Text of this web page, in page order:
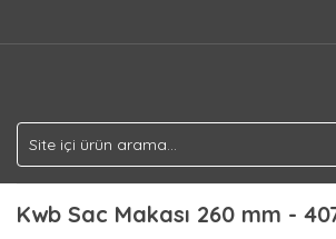
Kwb Sac Makası 260 mm -